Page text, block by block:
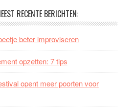
RECENTE BERICHTEN:
beter improviseren
opzetten: 7 tips
opent meer poorten voor